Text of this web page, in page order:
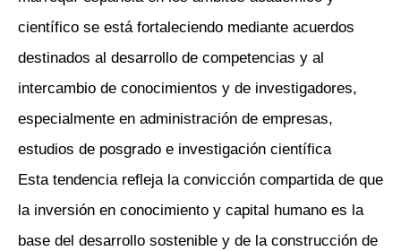
científico se está fortaleciendo mediante acuerdos
destinados al desarrollo de competencias y al
intercambio de conocimientos y de investigadores,
especialmente en administración de empresas,
estudios de posgrado e investigación científica
Esta tendencia refleja la convicción compartida de que
la inversión en conocimiento y capital humano es la
base del desarrollo sostenible y de la construcción de